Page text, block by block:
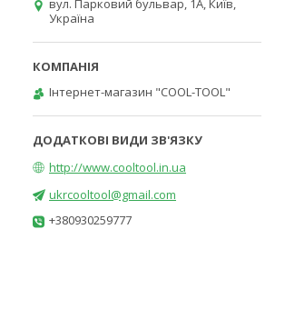
вул. Парковий бульвар, 1А, Київ,
Україна
Інтернет-магазин "COOL-TOOL"
http://www.cooltool.in.ua
ukrcooltool@gmail.com
+380930259777